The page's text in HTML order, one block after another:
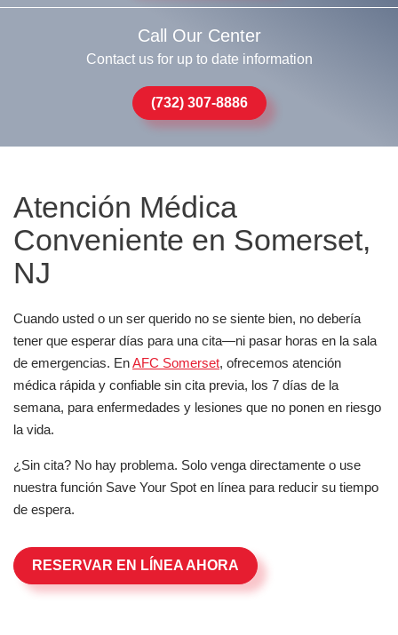
Call Our Center
Contact us for up to date information
(732) 307-8886
Atención Médica
Conveniente en Somerset,
NJ
Cuando usted o un ser querido no se siente bien, no debería
tener que esperar días para una cita—ni pasar horas en la sala
de emergencias. EnAFC Somerset, ofrecemos atención
médica rápida y confiable sin cita previa, los 7 días de la
semana, para enfermedades y lesiones que no ponen en riesgo
la vida.
¿Sin cita? No hay problema. Solo venga directamente o use
nuestra función Save Your Spot en línea para reducir su tiempo
de espera.
RESERVAR EN LÍNEA AHORA